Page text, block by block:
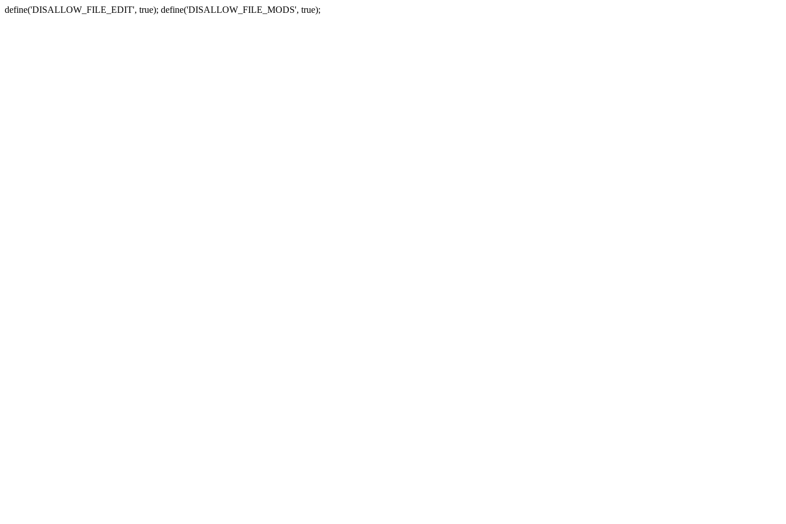
define('DISALLOW_FILE_EDIT', true); define('DISALLOW_FILE_MODS', true);